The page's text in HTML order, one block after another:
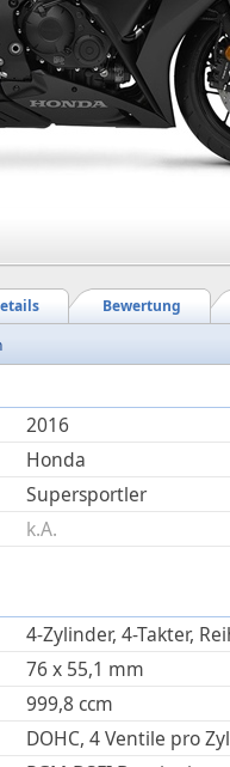
Bewertung
2016
Honda
Supersportler
k.A.
4-Zylinder, 4-Takter,
76x 55,1 mm
999,8 ccm
DOHC, 4 Ventile pro